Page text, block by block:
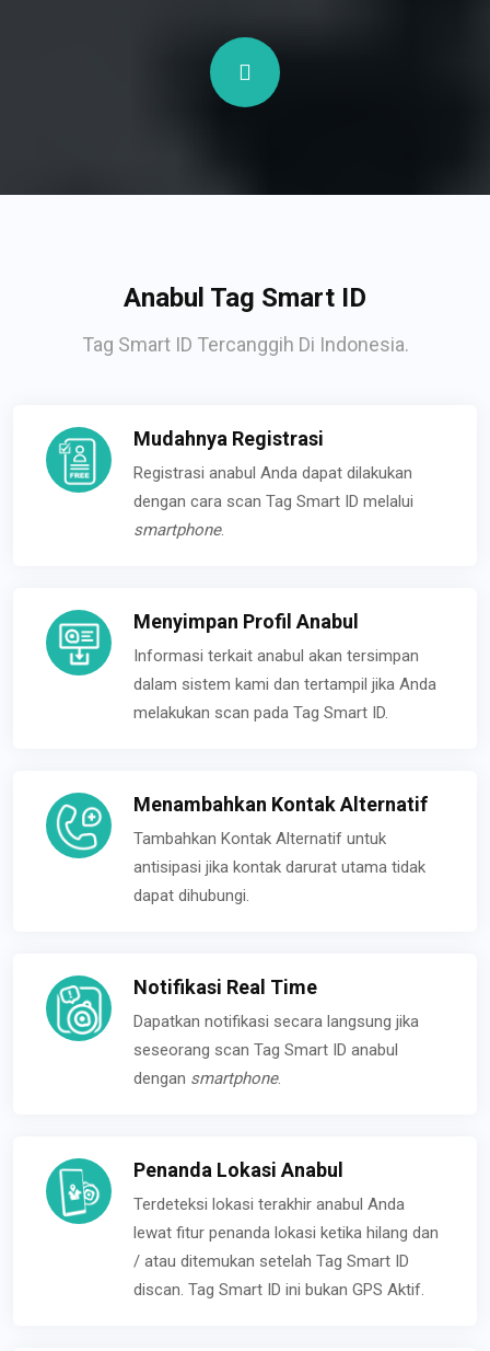
Anabul Tag Smart ID
Tag Smart ID Tercanggih Di Indonesia.
Mudahnya Registrasi
Registrasi anabul Anda dapat dilakukan
dengan cara scan Tag Smart ID melalui
smartphone.
Menyimpan Profil Anabul
Informasi terkait anabul akan tersimpan
dalam sistem kami dan tertampil jika Anda
melakukan scan pada Tag Smart ID.
Menambahkan Kontak Alternatif
Tambahkan Kontak Alternatif untuk
antisipasi jika kontak darurat utama tidak
dapat dihubungi.
Notifikasi Real Time
Dapatkan notifikasi secara langsung jika
seseorang scan Tag Smart ID anabul
dengan smartphone.
Penanda Lokasi Anabul
Terdeteksi lokasi terakhir anabul Anda
lewat fitur penanda lokasi ketika hilang dan
/ atau ditemukan setelah Tag Smart ID
discan. Tag Smart ID ini bukan GPS Aktif.